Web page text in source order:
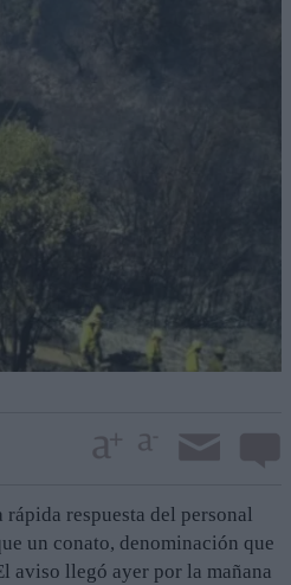
respuesta del personal
un conato, denominación que
aviso llegó ayer por la mañana